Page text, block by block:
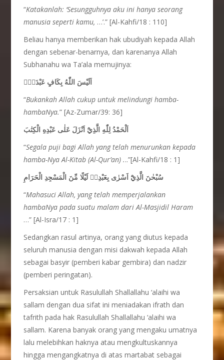
“Katakanlah: ‘Sesungguhnya aku ini hanya seorang
manusia seperti kamu, …’.” [Al-Kahfi/18 : 110]
Beliau hanya memberikan hak ubudiyah kepada Allah
dengan sebenar-benarnya, dan karenanya Allah
Subhanahu wa Ta’ala memujinya:
اَلَيْسَ اللّٰهُ بِكَافٍ عَبْدَهٗۗ
“Bukankah Allah cukup untuk melindungi hamba-
hambaNya.” [Az-Zumar/39: 36]
اَلْحَمْدُ لِلّٰهِ الَّذِيْٓ اَنْزَلَ عَلٰى عَبْدِهِ الْكِتٰبَ
“Segala puji bagi Allah yang telah menurunkan kepada
hamba-Nya Al-Kitab (Al-Qur’an) ...”[Al-Kahfi/18 : 1]
سُبْحٰنَ الَّذِيْٓ اَسْرٰى بِعَبْدِهٖ لَيْلًا مِّنَ الْمَسْجِدِ الْحَرَامِ
“Mahasuci Allah, yang telah memperjalankan
hambaNya pada suatu malam dari Al-Masjidil Haram
…” [Al-Isra/17 : 1]
Sedangkan rasul artinya, orang yang diutus kepada
seluruh manusia dengan misi dakwah kepada Allah
sebagai basyir (pemberi kabar gembira) dan nadzir
(pemberi peringatan).
Persaksian untuk Rasulullah Shallallahu ‘alaihi wa
sallam dengan dua sifat ini meniadakan ifrath dan
tafrith pada hak Rasulullah Shallallahu ‘alaihi wa
sallam. Karena banyak orang yang mengaku umatnya
lalu melebihkan haknya atau mengkultuskannya
hingga mengangkatnya di atas martabat sebagai